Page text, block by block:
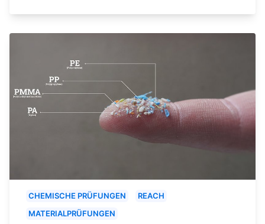
CHEMISCHE PRÜFUNGEN
REACH
MATERIALPRÜFUNGEN